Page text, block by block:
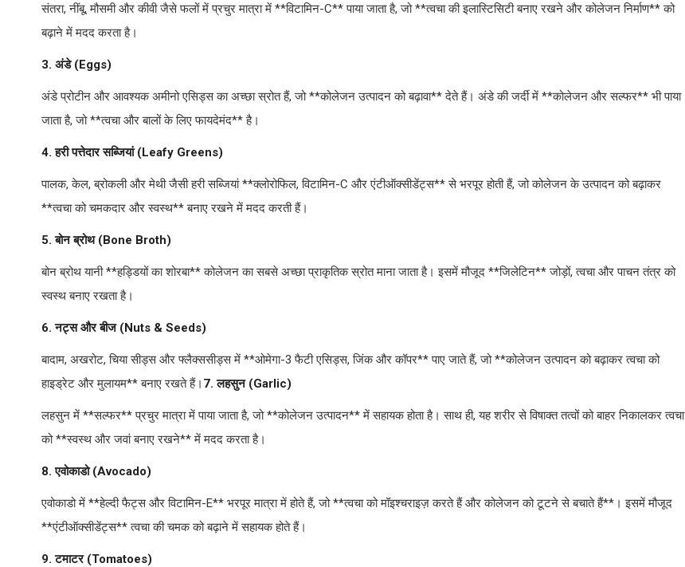
संतरा, नींबू, मौसमी और कीवी जैसे फलों में प्रचुर मात्रा में **विटामिन-C** पाया जाता है, जो **त्वचा की इलास्टिसिटी बनाए रखने और कोलेजन निर्माण** को
बढ़ाने में मदद करता है।
3. अंडे (Eggs)
अंडे प्रोटीन और आवश्यक अमीनो एसिड्स का अच्छा स्रोत हैं, जो **कोलेजन उत्पादन को बढ़ावा** देते हैं। अंडे की जर्दी में **कोलेजन और सल्फर** भी पाया
जाता है, जो **त्वचा और बालों के लिए फायदेमंद** है।
4. हरी पत्तेदार सब्जियां (Leafy Greens)
पालक, केल, ब्रोकली और मेथी जैसी हरी सब्जियां **क्लोरोफिल, विटामिन-C और एंटीऑक्सीडेंट्स** से भरपूर होती हैं, जो कोलेजन के उत्पादन को बढ़ाकर
**त्वचा को चमकदार और स्वस्थ** बनाए रखने में मदद करती हैं।
5. बोन ब्रोथ (Bone Broth)
बोन ब्रोथ यानी **हड्डियों का शोरबा** कोलेजन का सबसे अच्छा प्राकृतिक स्रोत माना जाता है। इसमें मौजूद **जिलेटिन** जोड़ों, त्वचा और पाचन तंत्र को
स्वस्थ बनाए रखता है।
6. नट्स और बीज (Nuts & Seeds)
बादाम, अखरोट, चिया सीड्स और फ्लैक्ससीड्स में **ओमेगा-3 फैटी एसिड्स, जिंक और कॉपर** पाए जाते हैं, जो **कोलेजन उत्पादन को बढ़ाकर त्वचा को
हाइड्रेट और मुलायम** बनाए रखते हैं। 7. लहसुन (Garlic)
लहसुन में **सल्फर** प्रचुर मात्रा में पाया जाता है, जो **कोलेजन उत्पादन** में सहायक होता है। साथ ही, यह शरीर से विषाक्त तत्वों को बाहर निकालकर त्वचा
को **स्वस्थ और जवां बनाए रखने** में मदद करता है।
8. एवोकाडो (Avocado)
एवोकाडो में **हेल्दी फैट्स और विटामिन-E** भरपूर मात्रा में होते हैं, जो **त्वचा को मॉइश्चराइज़ करते हैं और कोलेजन को टूटने से बचाते हैं**। इसमें मौजूद
**एंटीऑक्सीडेंट्स** त्वचा की चमक को बढ़ाने में सहायक होते हैं।
9. टमाटर (Tomatoes)